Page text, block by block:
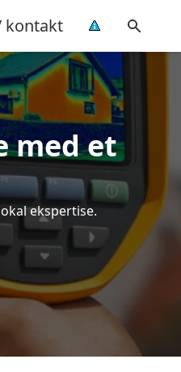
kontakt
med et
ekspertise.